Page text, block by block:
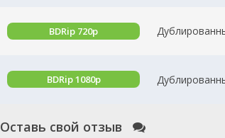
BDRip 720p
BDRip 1080p
Оставь свой отзыв